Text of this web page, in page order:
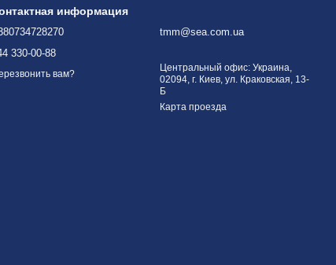
информация
330-00-88
вам?
tmm@sea.com.ua
Центральный офис: Украина,
02094, г. Киев, ул. Краковская, 13-
Б
Карта проезда